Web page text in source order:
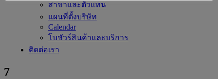
สาขาและตัวแทน
แผนที่ตั้งบริษัท
Calendar
โบชัวร์สินค้าและบริการ
ติดต่อเรา
7